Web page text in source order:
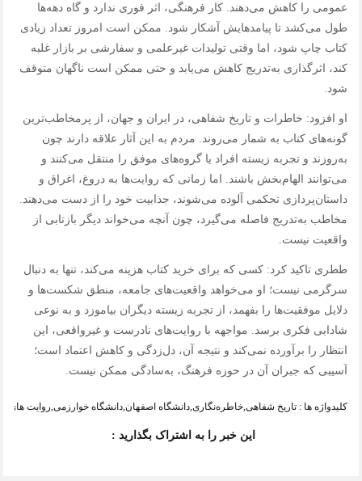
عمومی را کاهش می‌دهند. کار فرهنگی، اثر فوری ندارد و گاه دهه‌ها
طول می‌کشد تا پیامدهایش آشکار شود. ممکن است امروز تعداد زیادی
کتاب چاپ شود، اما وقتی تولیدات غیرعلمی و سفارشی بر بازار غلبه
کند، اثرگذاری به‌تدریج کاهش می‌یابد و حتی ممکن است ناگهان متوقف
شود.
او افزود: خاطرات و تاریخ شفاهی، در ایران و جهان، از پرمخاطب‌ترین
گونه‌های کتاب به شمار می‌روند. مردم به این آثار علاقه دارند چون
به‌روزند و تجربه زیسته افراد یا گروه‌های موفق را منتقل می‌کنند و
می‌توانند الهام‌بخش باشند. اما زمانی که روایت‌ها به دروغ، اغراق و
داستان‌پردازی تحکمی آلوده می‌شوند، جذابیت خود را از دست می‌دهند.
مخاطب به‌تدریج فاصله می‌گیرد، چون آنچه می‌خواند دیگر بازتابی از
واقعیت نیست.
ططری تاکید کرد: کسی که برای خرید کتاب هزینه می‌کند، تنها به دنبال
سرگرمی نیست؛ او می‌خواهد واقعیت‌های جامعه، منطق شکست‌ها و
دلایل موفقیت‌ها را بفهمد، از تجربه زیسته دیگران بیاموزد و به نوعی
شادابی فکری برسد. مواجهه با روایت‌های نادرست و غیرواقعی، این
انتظار را برآورده نمی‌کند و نتیجه آن، دل‌زدگی و کاهش اعتماد است؛
آسیبی که جبران آن در حوزه فرهنگ، به‌سادگی ممکن نیست.
کلیدواژه ها :تاریخ شفاهی,خاطره‌نگاری,دانشگاه اصفهان,دانشگاه خوارزمی,روایت های
این خبر را به اشتراک بگذارید :